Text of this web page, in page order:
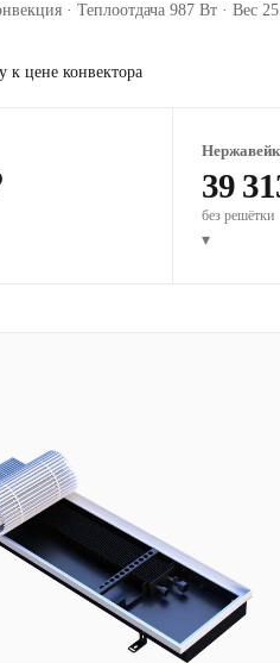
· Теплоотдача 987 Вт · Вес
к цене конвектора
39
без решётки
▾